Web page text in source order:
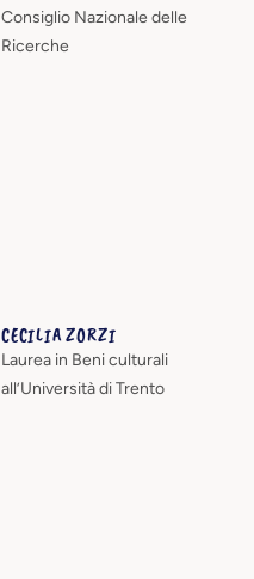
Consiglio Nazionale delle
Ricerche
CECILIA ZORZI
Laurea in Beni culturali
all’Università di Trento